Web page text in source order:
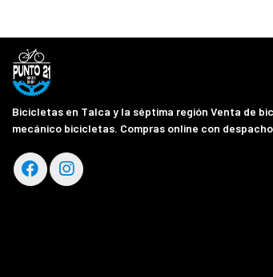
Bicicletas en Talca y la séptima región Venta de
mecánico bicicletas. Compras online con